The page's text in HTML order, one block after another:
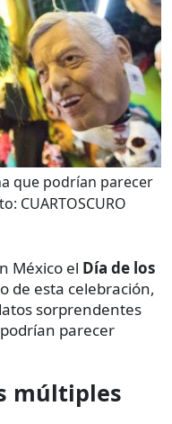
que podrían parecer
CUARTOSCURO
México el Día de los
de esta celebración,
sorprendentes
parecer
múltiples